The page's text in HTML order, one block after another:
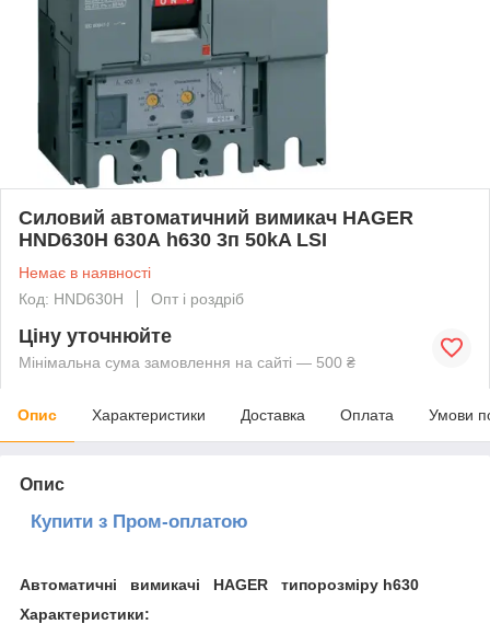
Силовий автоматичний вимикач HAGER
HND630H 630А h630 3п 50kA LSI
Немає в наявності
Код: HND630H
Опт і роздріб
Ціну уточнюйте
Мінімальна сума замовлення на сайті — 500 ₴
Опис Характеристики Доставка Оплата Умови
Опис
Купити з Пром-оплатою
Автоматичні вимикачі HAGER
типорозміру h630
Характеристики: